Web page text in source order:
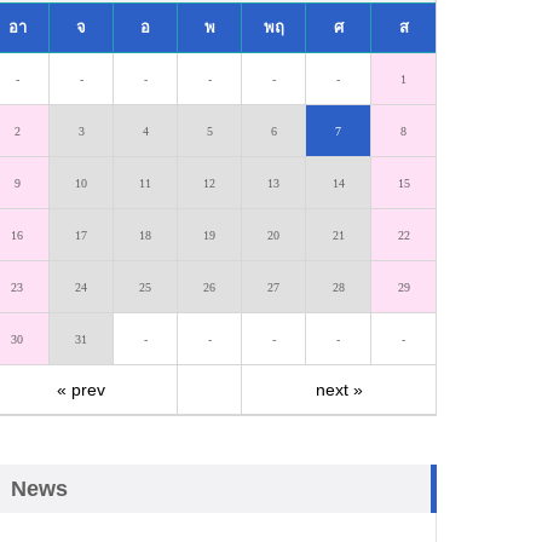
อา จ อ พ พฤ ศ ส
- - - - - - 1
2 3 4 5 6 7 8
9 10 11 12 13 14 15
16 17 18 19 20 21 22
23 24 25 26 27 28 29
30 31 - - - - -
« prev next »
News